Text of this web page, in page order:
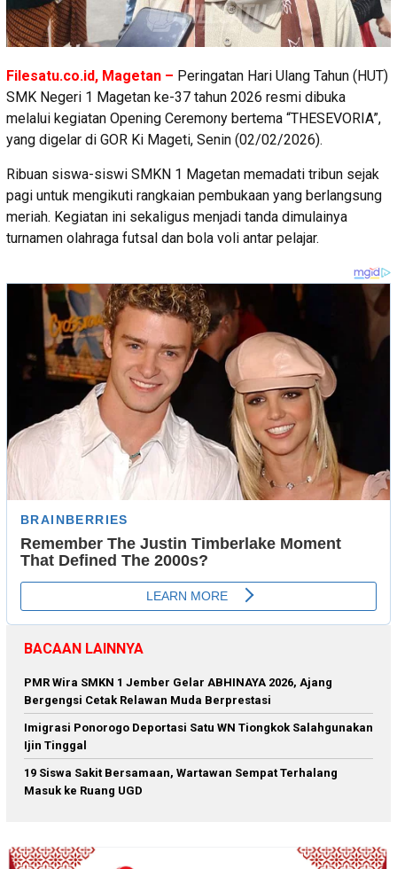
Filesatu.co.id, Magetan – Peringatan Hari Ulang Tahun (HUT)
SMK Negeri 1 Magetan ke-37 tahun 2026 resmi dibuka
melalui kegiatan Opening Ceremony bertema “THESEVORIA”,
yang digelar di GOR Ki Mageti, Senin (02/02/2026).
Ribuan siswa-siswi SMKN 1 Magetan memadati tribun sejak
pagi untuk mengikuti rangkaian pembukaan yang berlangsung
meriah. Kegiatan ini sekaligus menjadi tanda dimulainya
turnamen olahraga futsal dan bola voli antar pelajar.
BACAAN LAINNYA
PMR Wira SMKN 1 Jember Gelar ABHINAYA 2026, Ajang
Bergengsi Cetak Relawan Muda Berprestasi
Imigrasi Ponorogo Deportasi Satu WN Tiongkok Salahgunakan
Ijin Tinggal
19 Siswa Sakit Bersamaan, Wartawan Sempat Terhalang
Masuk ke Ruang UGD